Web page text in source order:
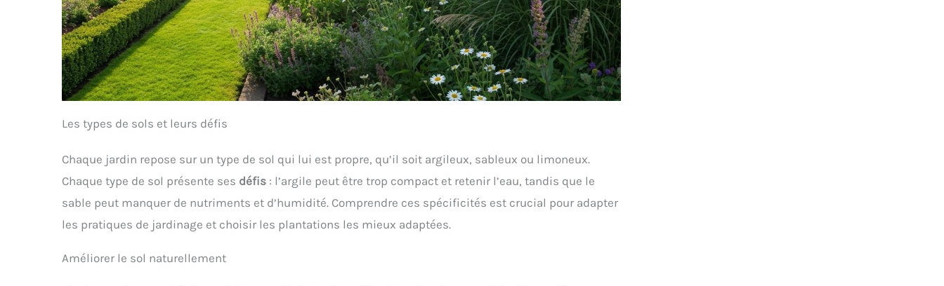
Les types de sols et leurs défis
Chaque jardin repose sur un type de sol qui lui est propre, qu’il soit argileux, sableux ou limoneux.
Chaque type de sol présente ses défis : l’argile peut être trop compact et retenir l’eau, tandis que le
sable peut manquer de nutriments et d’humidité. Comprendre ces spécificités est crucial pour adapter
les pratiques de jardinage et choisir les plantations les mieux adaptées.
Améliorer le sol naturellement